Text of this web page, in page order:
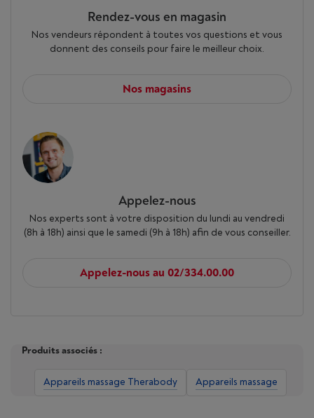
Rendez-vous en magasin
Nos vendeurs répondent à toutes vos questions et vous
donnent des conseils pour faire le meilleur choix.
Nos magasins
Appelez-nous
Nos experts sont à votre disposition du lundi au vendredi
(8h à 18h) ainsi que le samedi (9h à 18h) afin de vous conseiller.
Appelez-nous au 02/334.00.00
Produits associés :
Appareils massage Therabody Appareils massage